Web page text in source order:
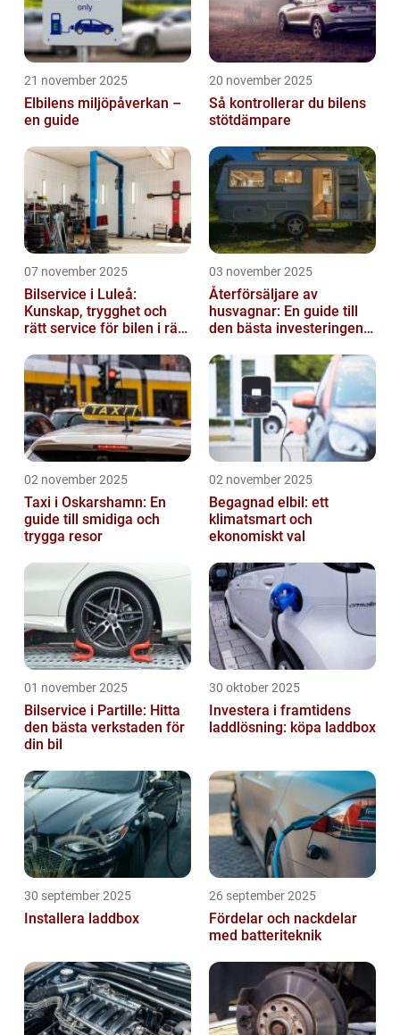
21 november 2025
Elbilens miljöpåverkan –
en guide
20 november 2025
Så kontrollerar du bilens
stötdämpare
07 november 2025
Bilservice i Luleå:
Kunskap, trygghet och
rätt service för bilen i rätt
03 november 2025
Återförsäljare av
husvagnar: En guide till
den bästa investeringen
02 november 2025
Taxi i Oskarshamn: En
guide till smidiga och
trygga resor
02 november 2025
Begagnad elbil: ett
klimatsmart och
ekonomiskt val
01 november 2025
Bilservice i Partille: Hitta
den bästa verkstaden för
din bil
30 oktober 2025
Investera i framtidens
laddlösning: köpa laddbox
30 september 2025
Installera laddbox
26 september 2025
Fördelar och nackdelar
med batteriteknik